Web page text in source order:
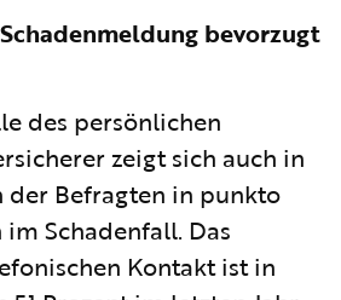
bevorzugt
des persönlichen
zeigt sich auch in
der Befragten in punkto
Schadenfall. Das
Kontakt ist in